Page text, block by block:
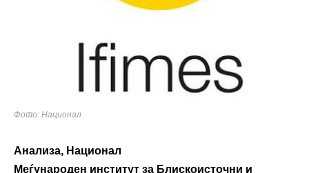
Фото: Национал
Анализа, Национал
Меѓународен институт за Блискоисточни и